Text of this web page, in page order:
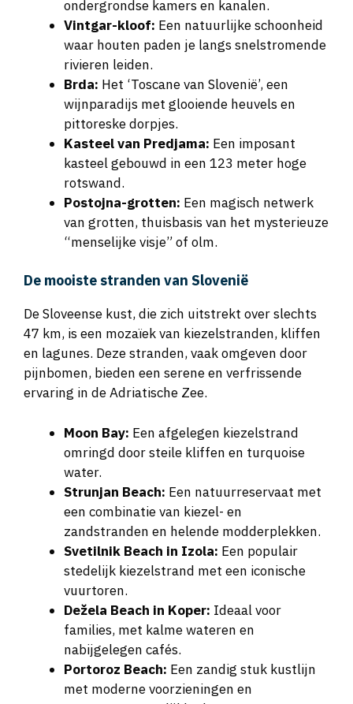
Vintgar-kloof:Een natuurlijke schoonheid
waar houten paden je langs snelstromende
rivieren leiden.
Brda:Het ‘Toscane van Slovenië’, een
wijnparadijs met glooiende heuvels en
pittoreske dorpjes.
Kasteel van Predjama:
kasteel gebouwd in een 123 meter hoge
rotswand.
Postojna-grotten:
van grotten, thuisbasis van het mysterieuze
“menselijke visje” of olm.
47 km, is een mozaïek van kiezelstranden, kliffen
en lagunes. Deze stranden, vaak omgeven door
pijnbomen, bieden een serene en verfrissende
ervaring in de Adriatische Zee.
omringd door steile kliffen en turquoise
water.
Strunjan Beach:
een combinatie van kiezel- en
zandstranden en helende modderplekken.
Svetilnik Beach in Izola:Een populair
stedelijk kiezelstrand met een iconische
vuurtoren.
Dežela Beach in Koper:
families, met kalme wateren en
nabijgelegen cafés.
Portoroz Beach:Een zandig stuk kustlijn
met moderne voorzieningen en
watersportmogelijkheden.